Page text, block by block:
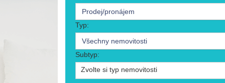
Prodej/pronájem
Typ:
Všechny nemovitosti
Subtyp:
Zvolte si typ nemovitosti